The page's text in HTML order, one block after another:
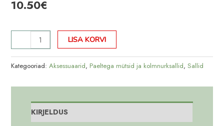
10.50€
Heleroosa/kroon
kolmnurksall
kogus
LISA KORVI
Kategooriad:Aksessuaarid, Paeltega mütsid ja kolmnurksallid,Sallid
KIRJELDUS